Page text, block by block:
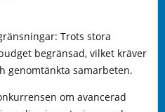
Trots stora
begränsad, vilket kräver
genomtänkta samarbeten.
om avancerad